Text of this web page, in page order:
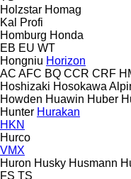
Holzstar Homag
Kal
Profi
Homburg Honda
EB EU WT
Hongniu Horizon
AC AFC BQ CCR CRF
Hoshizaki Hosokawa
Howden Huawin Huber
Hunter Hurakan
HKN
Hurco
VMX
Huron Husky Husmann
FS TS